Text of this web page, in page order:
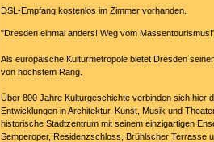
DSL-Empfang kostenlos im Zimmer vorhanden.
"Dresden einmal anders! Weg vom
Als europäische Kulturmetropole bietet Dresden
von höchstem Rang.
Über 800 Jahre Kulturgeschichte verbinden sich hier
Entwicklungen in Architektur, Kunst, Musik und
historische Stadtzentrum mit seinem einzigartigen
Semperoper, Residenzschloss, Brühlscher Terrasse